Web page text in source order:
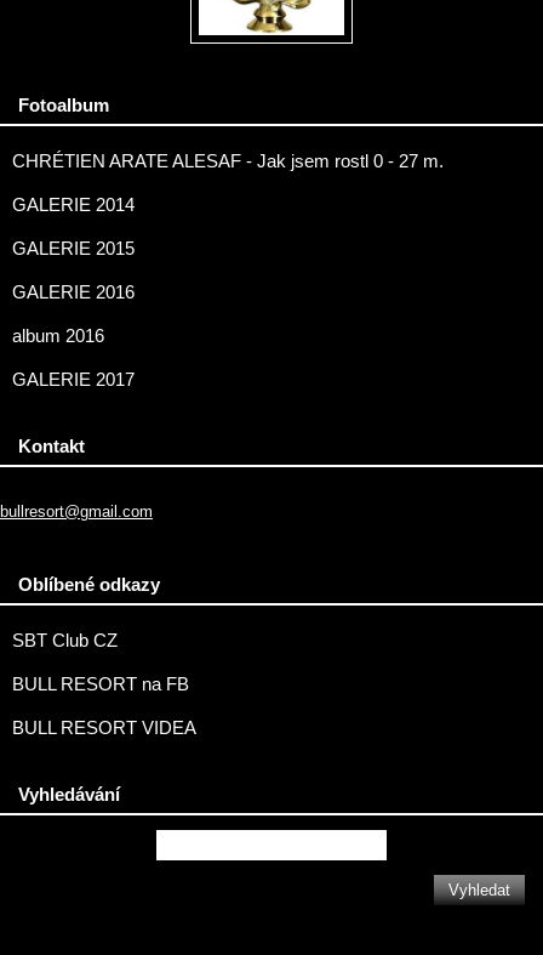
Fotoalbum
CHRÉTIEN ARATE ALESAF - Jak jsem rostl 0 - 27 m.
GALERIE 2014
GALERIE 2015
GALERIE 2016
album 2016
GALERIE 2017
Kontakt
bullresort@gmail.com
Oblíbené odkazy
SBT Club CZ
BULL RESORT na FB
BULL RESORT VIDEA
Vyhledávání